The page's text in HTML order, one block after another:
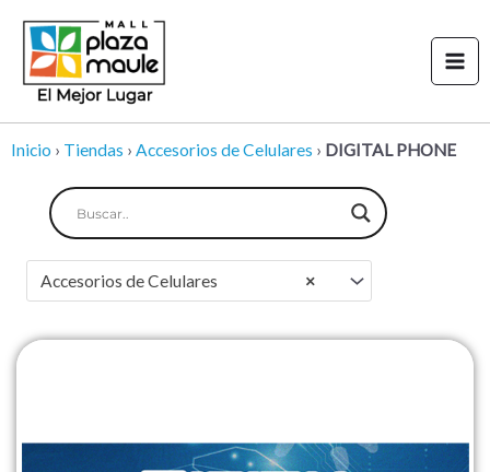
contenido
Inicio › Tiendas › Accesorios de Celulares › DIGITAL PHONE
×
Accesorios de Celulares